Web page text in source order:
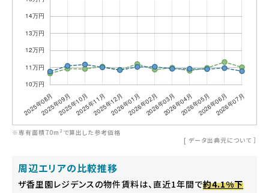
※専有面積70m²で算出した参考価格
[ データ出典元について ］
周辺エリアの比較推移
ザ香里園レジデンスの物件賃料は、直近1年間で約4.1%下